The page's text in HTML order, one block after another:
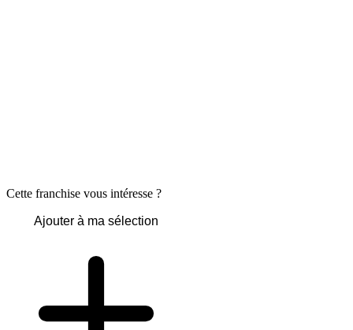
Cette franchise vous intéresse ?
Ajouter à ma sélection